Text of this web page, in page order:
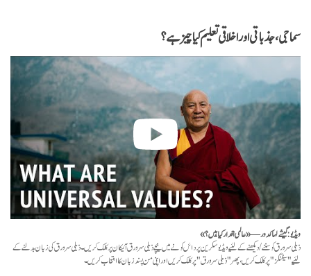
سماجی، جذباتی اور اخلاقی تعلیم کیا چیز ہے؟
ویڈیو: گیشے لہاکدور — «عالمی اقدار کیا ہیں؟»
ذیلی سرورق کو سننے/دیکھنے کے لئیے ویڈیو سکرین پر دائں کونے میں نیچے ذیلی سرورق آئیکان پر کلک کریں۔ ذیلی سرورق کی زبان بدلنے کے
لئیے "سیٹنگز" پر کلک کریں، پھر "ذیلی سرورق" پر کلک کریں اور اپنی من پسند زبان کا انتخاب کریں۔